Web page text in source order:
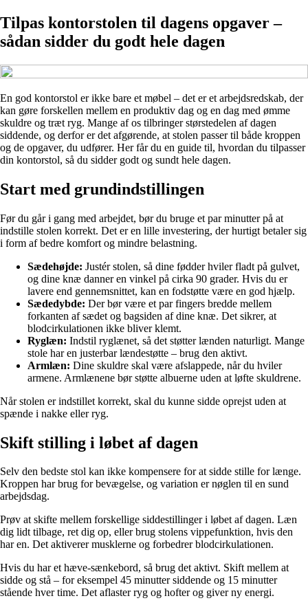
Tilpas kontorstolen til dagens opgaver –
sådan sidder du godt hele dagen
En god kontorstol er ikke bare et møbel – det er et arbejdsredskab, der
kan gøre forskellen mellem en produktiv dag og en dag med ømme
skuldre og træt ryg. Mange af os tilbringer størstedelen af dagen
siddende, og derfor er det afgørende, at stolen passer til både kroppen
og de opgaver, du udfører. Her får du en guide til, hvordan du tilpasser
din kontorstol, så du sidder godt og sundt hele dagen.
Start med grundindstillingen
Før du går i gang med arbejdet, bør du bruge et par minutter på at
indstille stolen korrekt. Det er en lille investering, der hurtigt betaler sig
i form af bedre komfort og mindre belastning.
Sædehøjde: Justér stolen, så dine fødder hviler fladt på gulvet,
og dine knæ danner en vinkel på cirka 90 grader. Hvis du er
lavere end gennemsnittet, kan en fodstøtte være en god hjælp.
Sædedybde: Der bør være et par fingers bredde mellem
forkanten af sædet og bagsiden af dine knæ. Det sikrer, at
blodcirkulationen ikke bliver klemt.
Ryglæn: Indstil ryglænet, så det støtter lænden naturligt. Mange
stole har en justerbar lændestøtte – brug den aktivt.
Armlæn: Dine skuldre skal være afslappede, når du hviler
armene. Armlænene bør støtte albuerne uden at løfte skuldrene.
Når stolen er indstillet korrekt, skal du kunne sidde oprejst uden at
spænde i nakke eller ryg.
Skift stilling i løbet af dagen
Selv den bedste stol kan ikke kompensere for at sidde stille for længe.
Kroppen har brug for bevægelse, og variation er nøglen til en sund
arbejdsdag.
Prøv at skifte mellem forskellige siddestillinger i løbet af dagen. Læn
dig lidt tilbage, ret dig op, eller brug stolens vippefunktion, hvis den
har en. Det aktiverer musklerne og forbedrer blodcirkulationen.
Hvis du har et hæve-sænkebord, så brug det aktivt. Skift mellem at
sidde og stå – for eksempel 45 minutter siddende og 15 minutter
stående hver time. Det aflaster ryg og hofter og giver ny energi.